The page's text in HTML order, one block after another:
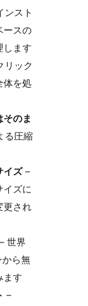
スト
ースの
します
リック
体を処
そのま
る圧縮
イズ–
イズに
更され
– 世界
ら無
ます
–